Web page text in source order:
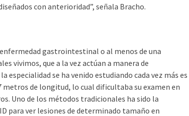
con anterioridad”, señala Bracho.
gastrointestinal o al menos de una
vivimos, que a la vez actúan a manera de
se ha venido estudiando cada vez más es
de longitud, lo cual dificultaba su examen en
Uno de los métodos tradicionales ha sido la
ver lesiones de determinado tamaño en